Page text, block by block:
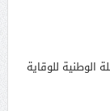
الوطنية للوقاية